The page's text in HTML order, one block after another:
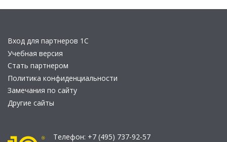
Вход для партнеров 1С
Учебная версия
Стать партнером
Политика конфиденциальности
Замечания по сайту
Другие сайты
Телефон: +7 (495) 737-92-57